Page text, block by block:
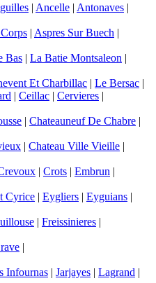
| Ancelle | Antonaves |
| Aspres Sur Buech |
Bas | La Batie Montsaleon |
Et Charbillac | Le Bersac |
| Ceillac | Cervieres |
| Chateauneuf De Chabre |
| Chateau Ville Vieille |
| Crots | Embrun |
Cyrice | Eygliers | Eyguians |
| Freissinieres |
|
Infournas | Jarjayes | Lagrand |